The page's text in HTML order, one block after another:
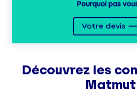
Pourquoi pas
Votre devis
Découvrez les
Matmut